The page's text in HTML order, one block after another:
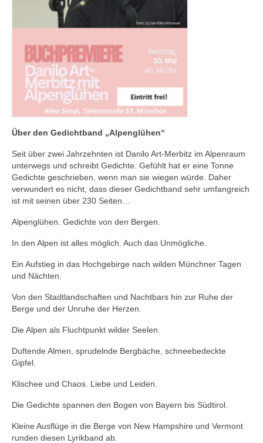
Über den Gedichtband „Alpenglühen“
Seit über zwei Jahrzehnten ist Danilo Art-Merbitz im Alpenraum
unterwegs und schreibt Gedichte. Gefühlt hat er eine Tonne
Gedichte geschrieben, wenn man sie wiegen würde. Daher
verwundert es nicht, dass dieser Gedichtband sehr umfangreich
ist mit seinen über 230 Seiten…
Alpenglühen. Gedichte von den Bergen.
In den Alpen ist alles möglich. Auch das Unmögliche.
Ein Aufstieg in das Hochgebirge nach wilden Münchner Tagen
und Nächten.
Von den Stadtlandschaften und Nachtbars hin zur Ruhe der
Berge und der Unruhe der Herzen.
Die Alpen als Fluchtpunkt wilder Seelen.
Duftende Almen, sprudelnde Bergbäche, schneebedeckte
Gipfel.
Klischee und Chaos. Liebe und Leiden.
Die Gedichte spannen den Bogen von Bayern bis Südtirol.
Kleine Ausflüge in die Berge von New Hampshire und Vermont
runden diesen Lyrikband ab.